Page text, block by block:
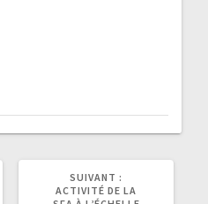
SUIVANT :
SUIVANT
ACTIVITÉ DE LA